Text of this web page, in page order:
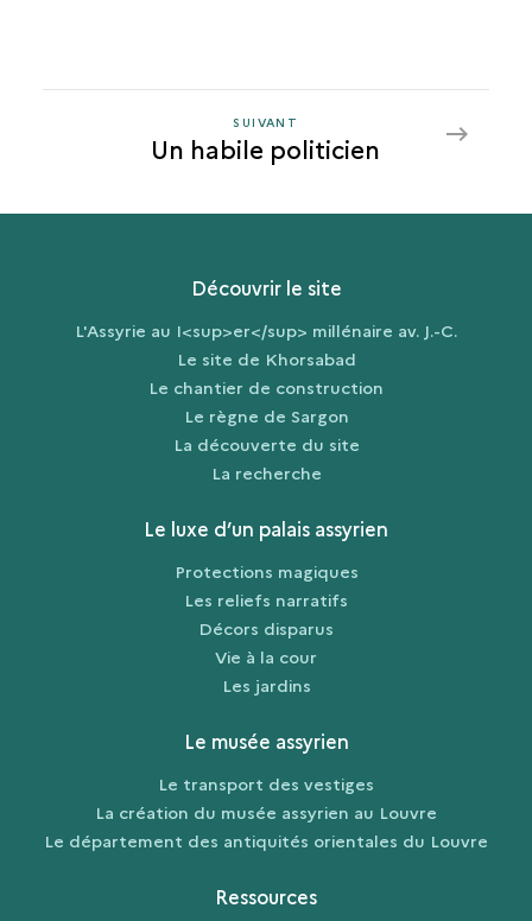
SUIVANT
UN
SUIVANT
Un habile politicien
Découvrir le site
L'Assyrie au I<sup>er</sup> millénaire av. J.-C.
Le site de Khorsabad
Le chantier de construction
Le règne de Sargon
La découverte du site
La recherche
Le luxe d’un palais assyrien
Protections magiques
Les reliefs narratifs
Décors disparus
Vie à la cour
Les jardins
Le musée assyrien
Le transport des vestiges
La création du musée assyrien au Louvre
Le département des antiquités orientales du Louvre
Ressources